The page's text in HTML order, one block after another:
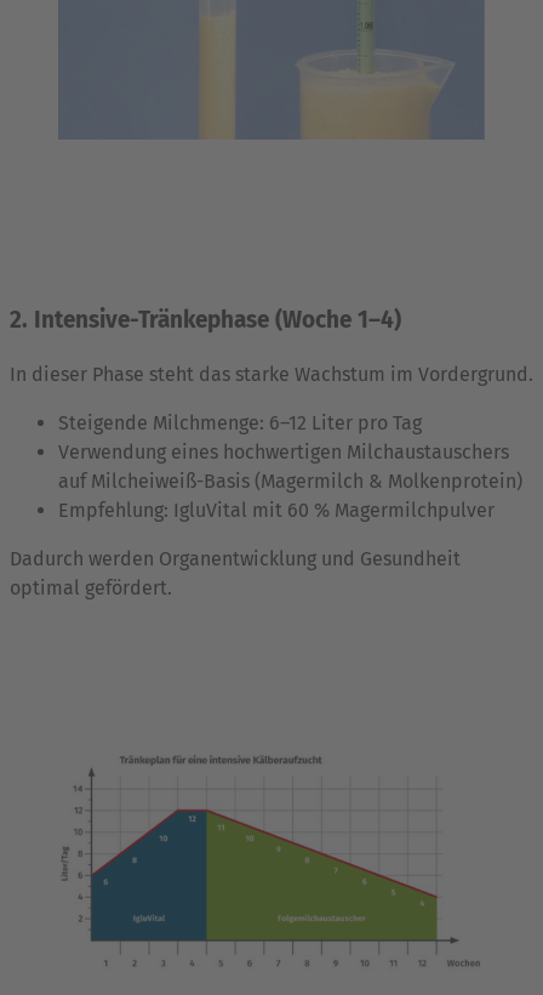
2. Intensive-Tränkephase (Woche 1–4)
In dieser Phase steht das starke Wachstum im Vordergrund.
Steigende Milchmenge: 6–12 Liter pro Tag
Verwendung eines hochwertigen Milchaustauschers
auf Milcheiweiß-Basis (Magermilch & Molkenprotein)
Empfehlung: IgluVital mit 60 % Magermilchpulver
Dadurch werden Organentwicklung und Gesundheit
optimal gefördert.